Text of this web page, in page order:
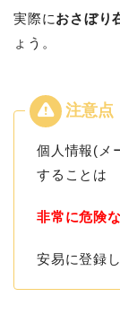
実際におさぼり
ょう。
個人情報(メ
することは
非常に危険
安易に登録